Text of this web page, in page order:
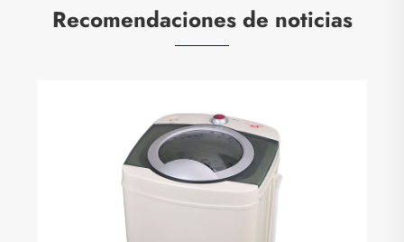
Recomendaciones de noticias